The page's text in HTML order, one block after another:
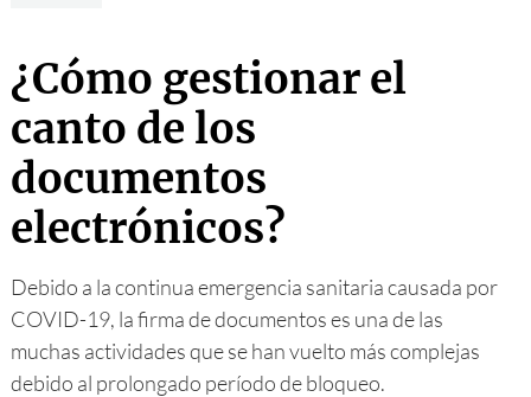
¿Cómo gestionar el
canto de los
documentos
electrónicos?
Debido a la continua emergencia sanitaria causada por
COVID-19, la firma de documentos es una de las
muchas actividades que se han vuelto más complejas
debido al prolongado período de bloqueo.